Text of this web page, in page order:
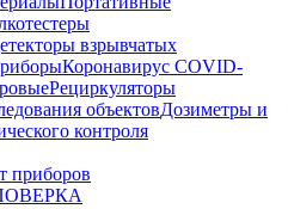
взрывчатых
Коронавирус COVID-
Рециркуляторы
объектовДозиметры и
контроля
приборов